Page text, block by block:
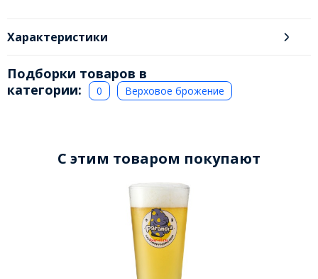
Характеристики
Подборки товаров в
категории:
0 Верховое брожение
C этим товаром покупают